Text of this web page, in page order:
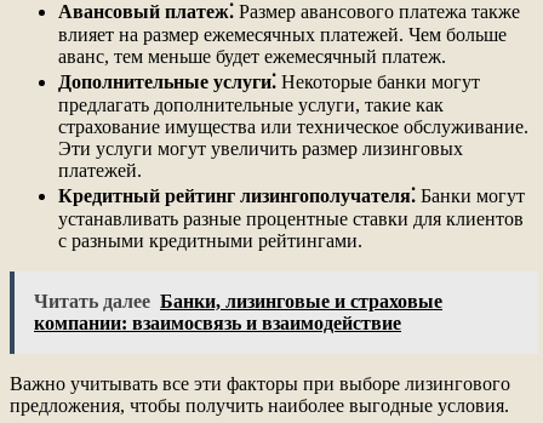
Авансовый платеж⁚ Размер авансового платежа также
влияет на размер ежемесячных платежей. Чем больше
аванс, тем меньше будет ежемесячный платеж.
Дополнительные услуги⁚ Некоторые банки могут
предлагать дополнительные услуги, такие как
страхование имущества или техническое обслуживание.
Эти услуги могут увеличить размер лизинговых
платежей.
Кредитный рейтинг лизингополучателя⁚ Банки могут
устанавливать разные процентные ставки для клиентов
с разными кредитными рейтингами.
Читать далее Банки, лизинговые и страховые
компании: взаимосвязь и взаимодействие
Важно учитывать все эти факторы при выборе лизингового
предложения, чтобы получить наиболее выгодные условия.